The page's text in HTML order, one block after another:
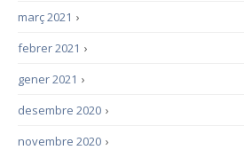
›
març 2021
›
febrer 2021
›
gener 2021
›
desembre 2020
›
novembre 2020